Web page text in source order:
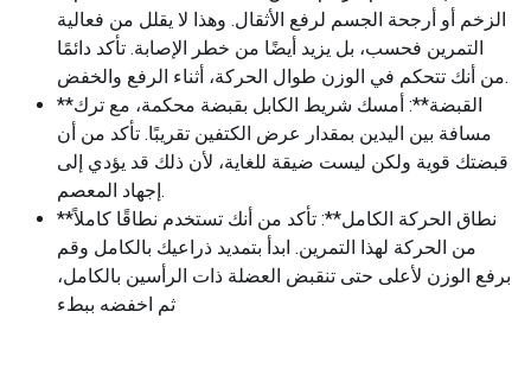
الزخم أو أرجحة الجسم لرفع الأثقال. وهذا لا يقلل من فعالية
التمرين فحسب، بل يزيد أيضًا من خطر الإصابة. تأكد دائمًا
من أنك تتحكم في الوزن طوال الحركة، أثناء الرفع والخفض.
**القبضة**: أمسك شريط الكابل بقبضة محكمة، مع ترك
مسافة بين اليدين بمقدار عرض الكتفين تقريبًا. تأكد من أن
قبضتك قوية ولكن ليست ضيقة للغاية، لأن ذلك قد يؤدي إلى
إجهاد المعصم.
**نطاق الحركة الكامل**: تأكد من أنك تستخدم نطاقًا كاملاً
من الحركة لهذا التمرين. ابدأ بتمديد ذراعيك بالكامل وقم
برفع الوزن لأعلى حتى تنقبض العضلة ذات الرأسين بالكامل،
ثم اخفضه ببطء